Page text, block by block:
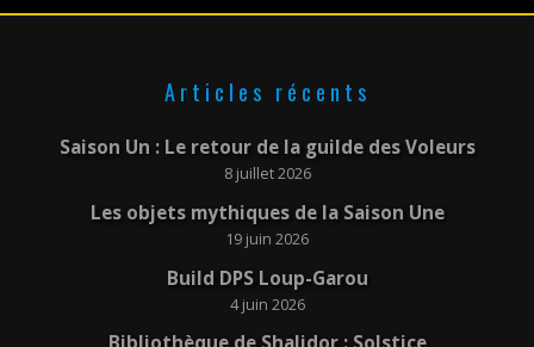
Articles récents
Saison Un : Le retour de la guilde des Voleurs
8 juillet 2026
Les objets mythiques de la Saison Une
19 juin 2026
Build DPS Loup-Garou
4 juin 2026